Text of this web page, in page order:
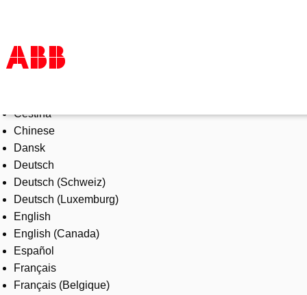
Products & Solutions
Industries
Services
About us
Where to buy
Contact us
Careers
Čeština
Chinese
Dansk
Deutsch
Deutsch (Schweiz)
Deutsch (Luxemburg)
English
English (Canada)
Español
Français
Français (Belgique)